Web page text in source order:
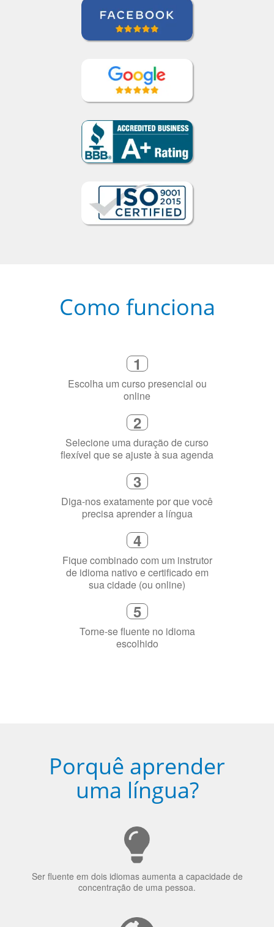
Como funciona
Escolha um curso presencial ou
online
Selecione uma duração de curso
flexível que se ajuste à sua agenda
Diga-nos exatamente por que você
precisa aprender a língua
Fique combinado com um instrutor
de idioma nativo e certificado em
sua cidade (ou online)
5
Torne-se fluente no idioma
escolhido
Porquê aprender
uma língua?
Ser fluente em dois idiomas aumenta a capacidade de
concentração de uma pessoa.